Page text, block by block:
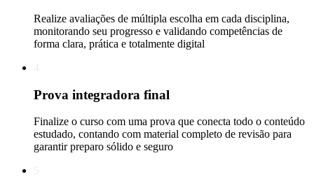
Realize avaliações de múltipla escolha em cada disciplina,
monitorando seu progresso e validando competências de
forma clara, prática e totalmente digital
Prova integradora final
Finalize o curso com uma prova que conecta todo o conteúdo
estudado, contando com material completo de revisão para
garantir preparo sólido e seguro